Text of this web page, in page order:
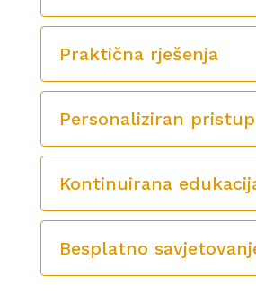
Praktična rješenja
Personaliziran pristup
Kontinuirana
Besplatno